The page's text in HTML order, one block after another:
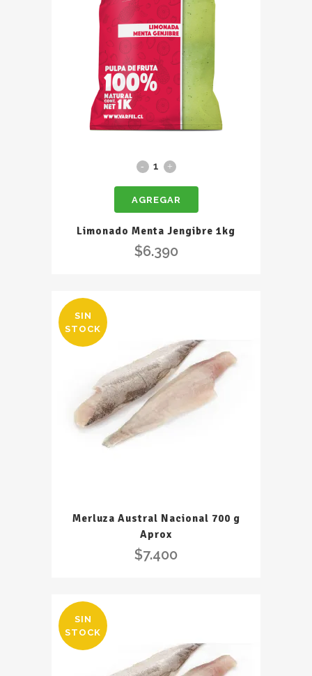
Limonado
Jengibre
quantity
AGREGAR
Limonado Menta Jengibre 1kg
$6.390
SIN
STOCK
Merluza Austral Nacional 700 g
Aprox
$7.400
SIN
STOCK